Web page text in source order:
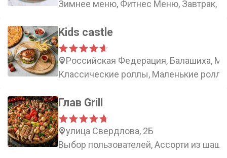
Зимнее меню, Фитнес Меню, Завтрак,
Kids castle
Российская Федерация, Балашиха,
Классические роллы, Маленькие
Глав Grill
улица Свердлова, 2Б
Выбор пользователей, Ассорти из